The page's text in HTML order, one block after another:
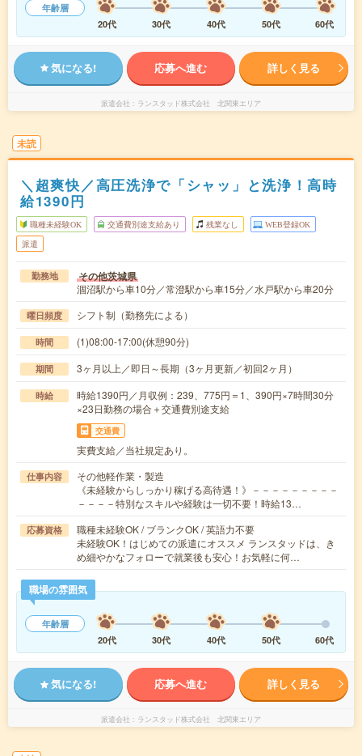
年齢層
20代
30代 40代 50代 60代
気になる! 応募へ進む 詳しく見る
派遣会社 ランスタッド株式会社 北関東エリア
未読
＼超爽快／高圧洗浄で「シャッ」と洗浄！高時
給1390円
職種未経験OK 交通費別途支給あり 残業なし WEB登録OK
派遣
勤務地 その他茨城県
涸沼駅から車10分／常澄駅から車15分／水戸駅から車20分
曜日頻度 シフト制（勤務先による）
時間 (1)08:00-17:00(休憩90分)
期間 3ヶ月以上／即日～長期（3ヶ月更新／初回2ヶ月）
時給
時給1390円／月収例：239、775円＝1、390円×7時間30分
×23日勤務の場合＋交通費別途支給
交通費
実費支給／当社規定あり。
仕事内容
その他軽作業・製造
《未経験からしっかり稼げる高待遇！》－－－－－－－－－
－－－－特別なスキルや経験は一切不要！時給13…
応募資格
職種未経験OK / ブランクOK / 英語力不要
未経験OK！はじめての派遣にオススメ ランスタッドは、き
め細やかなフォローで就業後も安心！お気軽に何…
職場の雰囲気
年齢層
20代
30代 40代 50代 60代
気になる! 応募へ進む 詳しく見る
派遣会社 ランスタッド株式会社 北関東エリア